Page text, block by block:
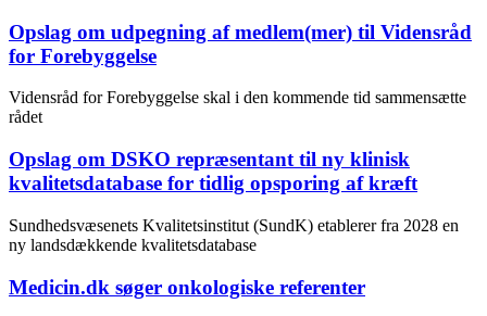
Opslag om udpegning af medlem(mer) til Vidensråd
for Forebyggelse
Vidensråd for Forebyggelse skal i den kommende tid sammensætte
rådet
Opslag om DSKO repræsentant til ny klinisk
kvalitetsdatabase for tidlig opsporing af kræft
Sundhedsvæsenets Kvalitetsinstitut (SundK) etablerer fra 2028 en
ny landsdækkende kvalitetsdatabase
Medicin.dk søger onkologiske referenter